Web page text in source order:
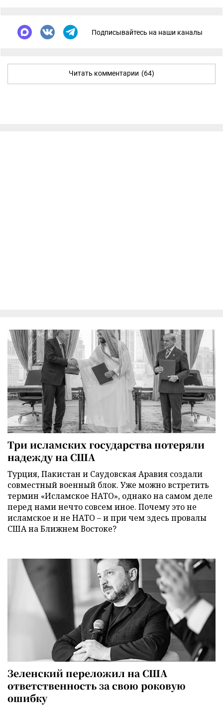
Подписывайтесь на наши каналы
Читать комментарии (64)
Три исламских государства потеряли
надежду на США
Турция, Пакистан и Саудовская Аравия создали
совместный военный блок. Уже можно встретить
термин «Исламское НАТО», однако на самом деле
перед нами нечто совсем иное. Почему это не
исламское и не НАТО – и при чем здесь провалы
США на Ближнем Востоке?
Зеленский переложил на США
ответственность за свою роковую
ошибку